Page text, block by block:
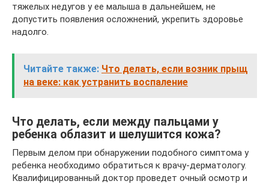
тяжелых недугов у ее малыша в дальнейшем, не
допустить появления осложнений, укрепить здоровье
надолго.
Читайте также: Что делать, если возник прыщ
на веке: как устранить воспаление
Что делать, если между пальцами у
ребенка облазит и шелушится кожа?
Первым делом при обнаружении подобного симптома у
ребенка необходимо обратиться к врачу-дерматологу.
Квалифицированный доктор проведет очный осмотр и